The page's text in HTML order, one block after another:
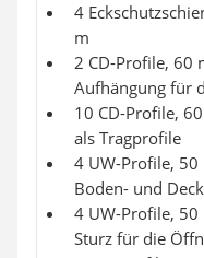
4
m
2 CD-Profile, 60
Aufhängung für
10 CD-Profile,
als Tragprofile
4 UW-Profile,
Boden- und
4 UW-Profile,
Sturz für die